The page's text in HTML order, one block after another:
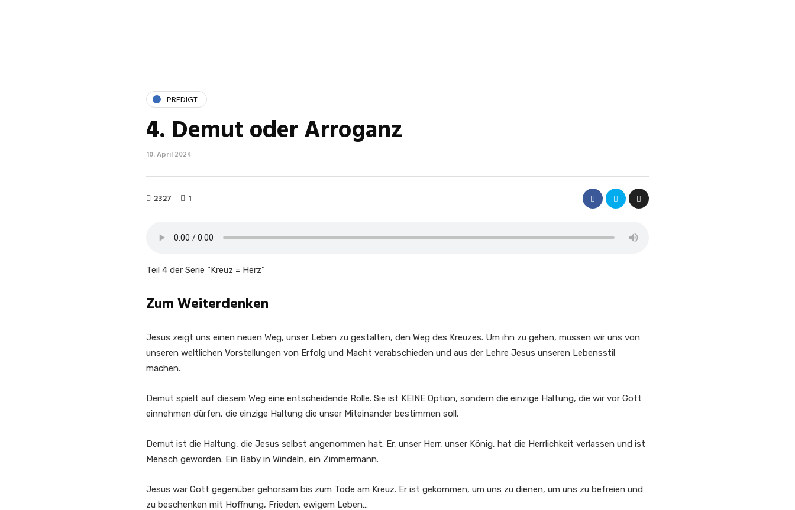
PREDIGT
4. Demut oder Arroganz
10. April 2024
2327 1
Teil 4 der Serie “Kreuz = Herz”
Zum Weiterdenken
Jesus zeigt uns einen neuen Weg, unser Leben zu gestalten, den Weg des Kreuzes. Um ihn zu gehen, müssen wir uns von
unseren weltlichen Vorstellungen von Erfolg und Macht verabschieden und aus der Lehre Jesus unseren Lebensstil
machen.
Demut spielt auf diesem Weg eine entscheidende Rolle. Sie ist KEINE Option, sondern die einzige Haltung, die wir vor Gott
einnehmen dürfen, die einzige Haltung die unser Miteinander bestimmen soll.
Demut ist die Haltung, die Jesus selbst angenommen hat. Er, unser Herr, unser König, hat die Herrlichkeit verlassen und ist
Mensch geworden. Ein Baby in Windeln, ein Zimmermann.
Jesus war Gott gegenüber gehorsam bis zum Tode am Kreuz. Er ist gekommen, um uns zu dienen, um uns zu befreien und
zu beschenken mit Hoffnung, Frieden, ewigem Leben…